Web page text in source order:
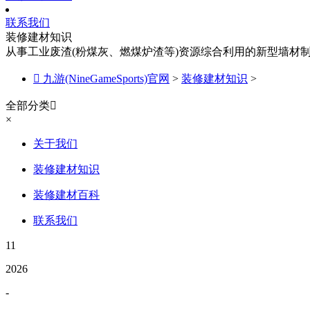
联系我们
装修建材知识
从事工业废渣(粉煤灰、燃煤炉渣等)资源综合利用的新型墙材
 九游(NineGameSports)官网 > 装修建材知识 >
全部分类
×
关于我们
装修建材知识
装修建材百科
联系我们
11
2026
-